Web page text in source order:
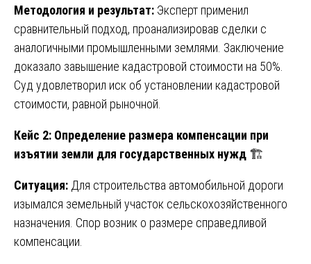
Методология и результат: Эксперт применил
сравнительный подход, проанализировав сделки с
аналогичными промышленными землями. Заключение
доказало завышение кадастровой стоимости на 50%.
Суд удовлетворил иск об установлении кадастровой
стоимости, равной рыночной.
Кейс 2: Определение размера компенсации при
изъятии земли для государственных нужд 🏗️
Ситуация: Для строительства автомобильной дороги
изымался земельный участок сельскохозяйственного
назначения. Спор возник о размере справедливой
компенсации.